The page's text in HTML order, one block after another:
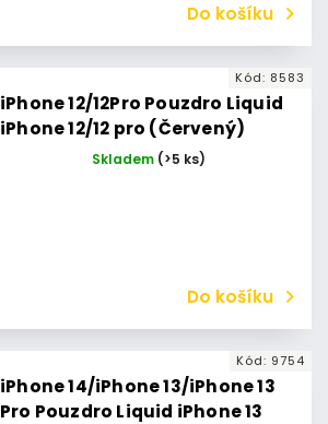
Do košíku
iPhone 12/12Pro Pouzdro Liquid
iPhone 12/12 pro (Červený)
Skladem (>5 ks)
Do košíku
Kód: 8583
iPhone 14/iPhone 13/iPhone 13
Pro Pouzdro Liquid iPhone 13
Kód: 9754